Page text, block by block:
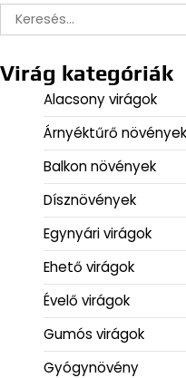
Keresés:
Virág kategóriák
Alacsony virágok
Árnyéktűrő növények
Balkon növények
Dísznövények
Egynyári virágok
Ehető virágok
Évelő virágok
Gumós virágok
Gyógynövény